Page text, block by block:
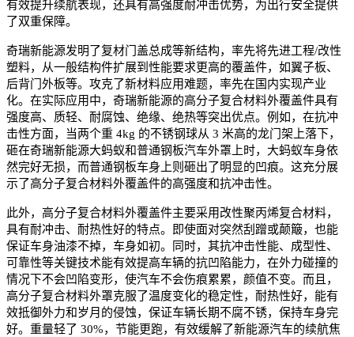
有效提升续航表现，还具有高强度耐冲击优势，为出行安全提供
了双重保障。
奇瑞新能源发明了复材门盖总成等新结构，率先将先进工程/改性
塑料，从一般结构件扩展到性能要求更高的覆盖件，如翼子板、
后背门外板等。攻克了新材料应用难题，率先在国内实现产业
化。在实际应用中，奇瑞新能源的高分子复合材料外覆盖件具有
强度高、质轻、耐腐蚀、绝缘、绝热等突出优点。例如，在抗冲
击性方面，当两个重 4kg 的不锈钢球从 3 米高的龙门架上落下，
砸在奇瑞新能源大蚂蚁和普通钢板汽车外罩上时，大蚂蚁车身依
然完好无损，而普通钢板车身上则砸出了明显的凹痕。这充分展
示了高分子复合材料外覆盖件的高强度和抗冲击性。
此外，高分子复合材料外覆盖件主要采用改性聚丙烯复合材料，
具有耐冲击、耐热性好的特点。即使面对突然刮蹭或颠簸，也能
保证车身油漆不掉，车身如初。同时，其抗冲击性能、成型性、
可靠性等关键技术能有效提高车辆的抗凹陷能力，在外力碰撞的
情况下不会凹陷变形，使汽车不会伤痕累累，颜值不变。而且，
高分子复合材料外罩克服了温度变化的稳定性，耐热性好，能有
效抵御外力和岁月的侵蚀，保证车辆长期不腐不锈，保持车身完
好。重量轻了 30%，节能更跑，有效缓解了新能源汽车的续航焦